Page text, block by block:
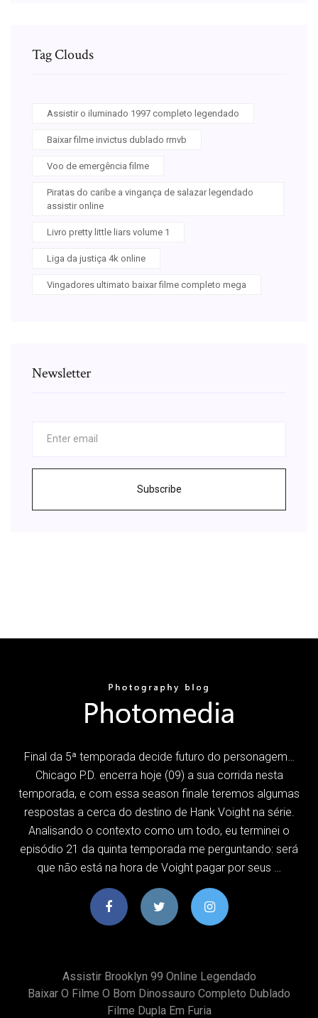
Tag Clouds
Assistir o iluminado 1997 completo legendado
Baixar filme invictus dublado rmvb
Voo de emergência filme
Piratas do caribe a vingança de salazar legendado
assistir online
Livro pretty little liars volume 1
Liga da justiça 4k online
Vingadores ultimato baixar filme completo mega
Newsletter
Subscribe
Final da 5ª temporada decide futuro do personagem…
Chicago P.D. encerra hoje (09) a sua corrida nesta
temporada, e com essa season finale teremos algumas
respostas a cerca do destino de Hank Voight na série.
Analisando o contexto como um todo, eu terminei o
episódio 21 da quinta temporada me perguntando: será
que não está na hora de Voight pagar por seus …
Assistir Brooklyn 99 Online Legendado
Baixar O Filme O Bom Dinossauro Completo Dublado
Filme Dupla Em Furia